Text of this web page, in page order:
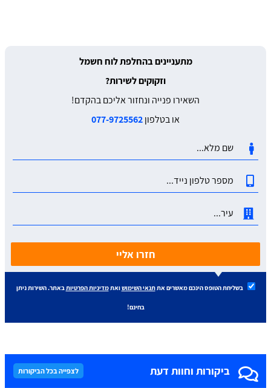
מתעניינים בהחלפת לוח חשמל
וזקוקים לשירות?
השאירו פנייה ונחזור אליכם בהקדם!
או בטלפון077-9725562
חזרו אליי
בשליחת הטופס הינכם מאשרים אתתנאי השימושואתמדיניות הפרטיות באתר. השירות ניתן
בחינם!
ביקורות וחוות דעת לצפייה בכל הביקורות